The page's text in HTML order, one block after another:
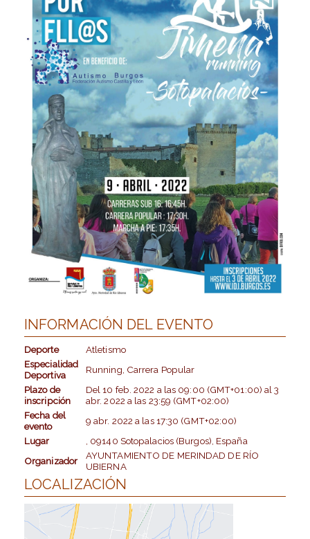
INFORMACIÓN DEL EVENTO
Deporte
Atletismo
Especialidad
Deportiva
Running, Carrera Popular
Plazo de
inscripción
Del10 feb. 2022 a las 09:00 (GMT+01:00) al3
abr. 2022 a las 23:59 (GMT+02:00)
Fecha del
evento
9 abr. 2022 a las17:30 (GMT+02:00)
Lugar
, 09140 Sotopalacios (Burgos), España
Organizador
AYUNTAMIENTO DE MERINDAD DE RÍO
UBIERNA
LOCALIZACIÓN